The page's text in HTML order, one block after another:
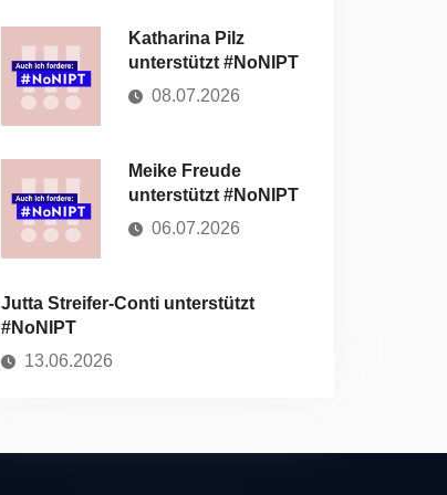
Katharina Pilz
unterstützt #NoNIPT
08.07.2026
Meike Freude
unterstützt #NoNIPT
06.07.2026
Jutta Streifer-Conti unterstützt
#NoNIPT
13.06.2026